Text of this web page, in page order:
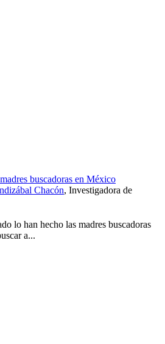
buscadoras en México
Chacón, Investigadora de
lo han hecho las madres buscadoras
a...